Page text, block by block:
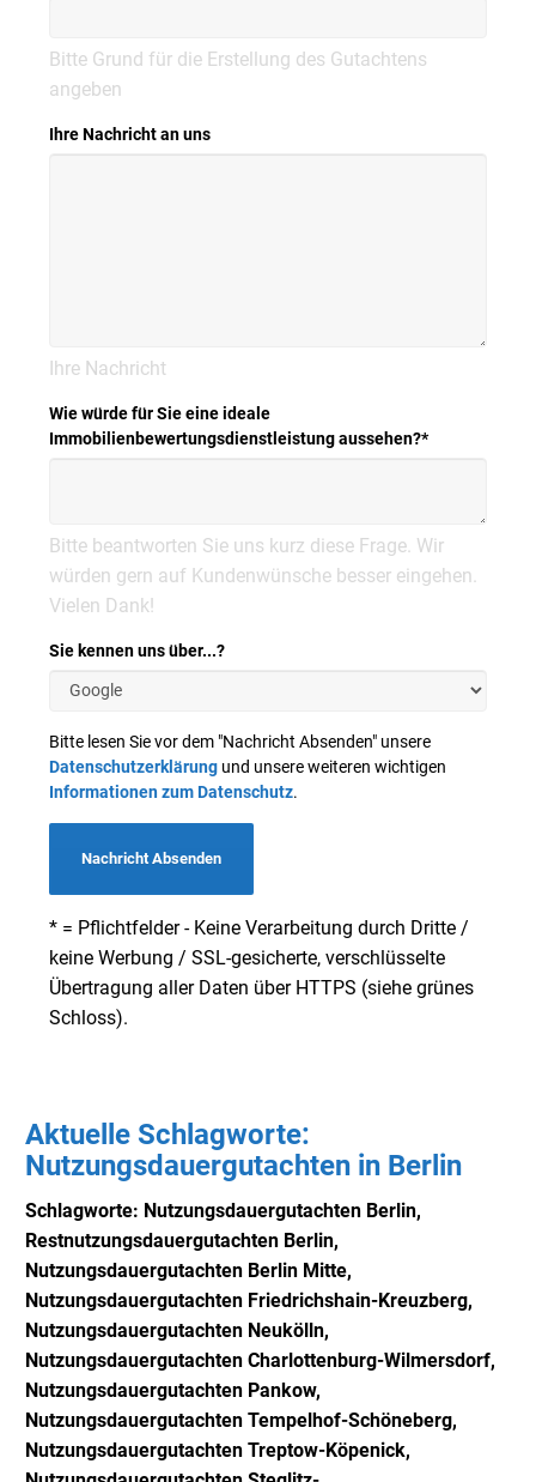
Bitte Grund für die Erstellung des Gutachtens
angeben
Ihre Nachricht an uns
Ihre Nachricht
Wie würde für Sie eine ideale
Immobilienbewertungsdienstleistung aussehen?*
Bitte beantworten Sie uns kurz diese Frage. Wir
würden gern auf Kundenwünsche besser eingehen.
Vielen Dank!
Sie kennen uns über...?
Bitte lesen Sie vor dem "Nachricht Absenden" unsere
Datenschutzerklärung und unsere weiteren wichtigen
Informationen zum Datenschutz.
Nachricht Absenden
* = Pflichtfelder - Keine Verarbeitung durch Dritte /
keine Werbung / SSL-gesicherte, verschlüsselte
Übertragung aller Daten über HTTPS (siehe grünes
Schloss).
Aktuelle Schlagworte:
Nutzungsdauergutachten in Berlin
Schlagworte: Nutzungsdauergutachten Berlin,
Restnutzungsdauergutachten Berlin,
Nutzungsdauergutachten Berlin Mitte,
Nutzungsdauergutachten Friedrichshain-Kreuzberg,
Nutzungsdauergutachten Neukölln,
Nutzungsdauergutachten Charlottenburg-Wilmersdorf,
Nutzungsdauergutachten Pankow,
Nutzungsdauergutachten Tempelhof-Schöneberg,
Nutzungsdauergutachten Treptow-Köpenick,